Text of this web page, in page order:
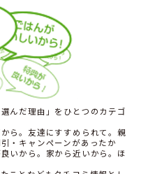
んだ理由」をひとつのカテゴ
ら。友達にすすめられて。親
・キャンペーンがあったか
いから。家から近いから。ほ